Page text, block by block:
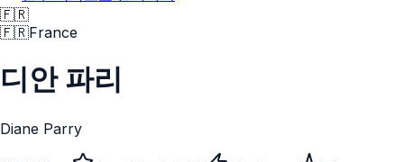
🇫🇷
🇫🇷France
디안 파리
Diane Parry